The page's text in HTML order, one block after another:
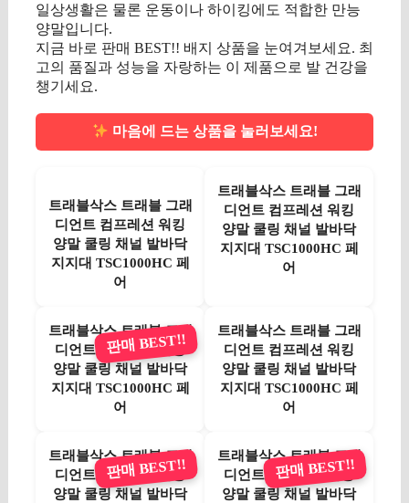
일상생활은 물론 운동이나 하이킹에도 적합한 만능
양말입니다.
지금 바로 판매 BEST!! 배지 상품을 눈여겨보세요. 최
고의 품질과 성능을 자랑하는 이 제품으로 발 건강을
챙기세요.
마음에 드는 상품을 눌러보세요!
트래블삭스 트래블 그래
디언트 컴프레션 워킹
양말 쿨링 채널 발바닥
지지대 TSC1000HC 페
어
트래블삭스 트래블 그래
디언트 컴프레션 워킹
양말 쿨링 채널 발바닥
지지대 TSC1000HC 페
어
트래블삭스 트래블 그래
디언트 컴프레션 워킹
양말 쿨링 채널 발바닥
지지대 TSC1000HC 페
어
판매 BEST!!
트래블삭스 트래블 그래
디언트 컴프레션 워킹
양말 쿨링 채널 발바닥
지지대 TSC1000HC 페
어
트래블삭스 트래블 그래
디언트 컴프레션 워킹
양말 쿨링 채널 발바닥
판매 BEST!!
트래블삭스 트래블 그래
디언트 컴프레션 워킹
양말 쿨링 채널 발바닥
판매 BEST!!